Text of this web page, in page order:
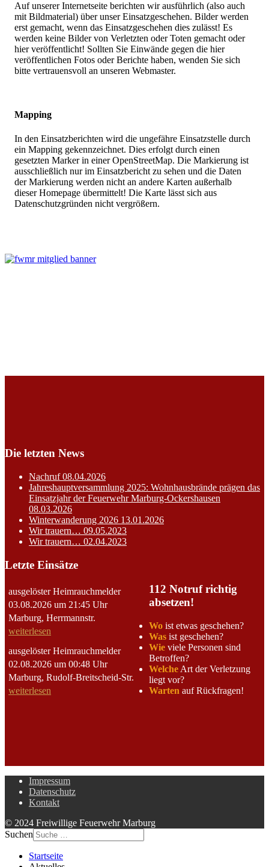
Auf unserer Internetseite berichten wir ausführlich (also auch
mit Bildmaterial) über unser Einsatzgeschehen. Bilder werden
erst gemacht, wenn das Einsatzgeschehen dies zulässt! Es
werden keine Bilder von Verletzten oder Toten gemacht oder
hier veröffentlicht! Sollten Sie Einwände gegen die hier
veröffentlichen Fotos oder Berichte haben, wenden Sie sich
bitte vertrauensvoll an unseren Webmaster.
Mapping
In den Einsatzberichten wird die ungefähre Einsatzstelle durch
ein Mapping gekennzeichnet. Dies erfolgt durch einen
gesetzten Marker in einer OpenStreetMap. Die Markierung ist
ausschließlich nur im Einsatzbericht zu sehen und die Daten
der Markierung werden nicht an andere Karten außerhalb
dieser Homepage übermittelt! Die Karte lässt sich aus
Datenschutzgründen nicht vergrößern.
Die letzten News
Nachruf08.04.2026
Jahreshauptversammlung 2025: Wohnhausbrände prägen das
Einsatzjahr der Feuerwehr Marburg-Ockershausen
08.03.2026
Winterwanderung 2026 13.01.2026
Wir trauern… 09.05.2023
Wir trauern… 02.04.2023
Letzte Einsätze
ausgelöster Heimrauchmelder
03.08.2026 um 21:45 Uhr
Marburg, Herrmannstr.
weiterlesen
ausgelöster Heimrauchmelder
02.08.2026 um 00:48 Uhr
Marburg, Rudolf-Breitscheid-Str.
weiterlesen
112 Notruf richtig
absetzen!
Wo ist etwas geschehen?
Was ist geschehen?
Wie viele Personen sind
Betroffen?
Welche Art der Verletzung
liegt vor?
Warten auf Rückfragen!
Impressum
Datenschutz
Kontakt
© 2024 Freiwillige Feuerwehr Marburg
Suchen
Startseite